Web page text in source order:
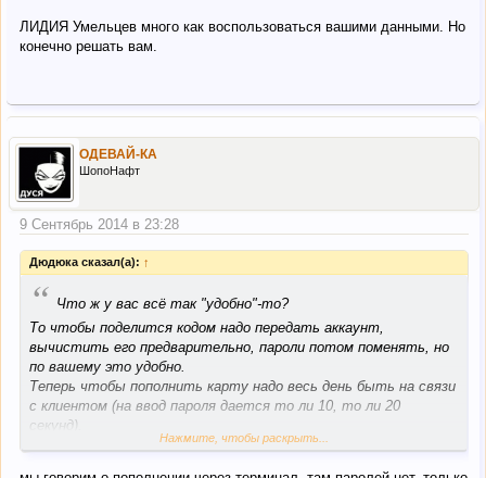
ЛИДИЯ Умельцев много как воспользоваться вашими данными. Но
конечно решать вам.
ОДЕВАЙ-КА
ШопоНафт
9 Сентябрь 2014 в 23:28
Дюдюка сказал(а): ↑
“ Что ж у вас всё так "удобно"-то?
То чтобы поделится кодом надо передать аккаунт,
вычистить его предварительно, пароли потом поменять, но
по вашему это удобно.
Теперь чтобы пополнить карту надо весь день быть на связи
с клиентом (на ввод пароля дается то ли 10, то ли 20
секунд).
Нажмите, чтобы раскрыть...